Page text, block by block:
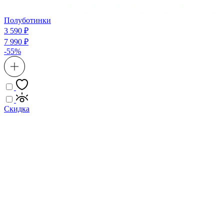
Полуботинки
3 590 ₽
7 990 ₽
-55%
Скидка